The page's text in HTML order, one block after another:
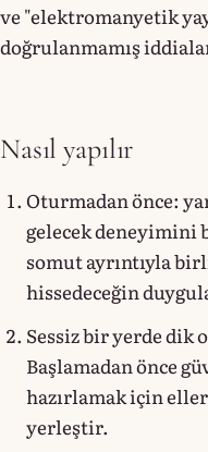
ve "elektromanyetik
doğrulanmamış
Nasıl yapılır
Oturmadan önce:
gelecek deneyimini
somut ayrıntıyla
hissedeceğin
Sessiz bir yerde dik
Başlamadan önce
hazırlamak için
yerleştir.